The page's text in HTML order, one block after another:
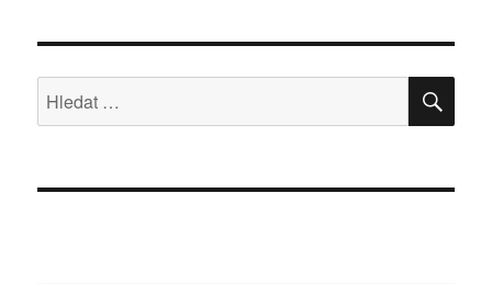
názvem
420PEOPLE
vykresluje
amorální
Hledat: